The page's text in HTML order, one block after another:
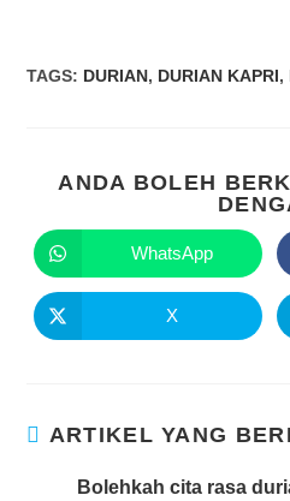
TAGS: DURIAN, DURIAN KAPRI,
ANDA BOLEH
WhatsApp
X
ARTIKEL YANG
Bolehkah cita rasa